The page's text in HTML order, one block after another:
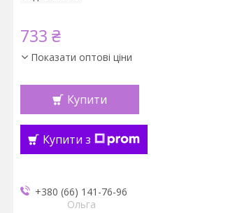
733 ₴
Показати оптові ціни
Купити
Купити з
+380 (66) 141-76-96
Ольга